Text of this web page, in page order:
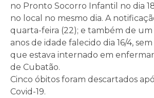
no Pronto Socorro Infantil no dia
no local no mesmo dia. A
quarta-feira (22); e também de um
anos de idade falecido dia 16/4,
que estava internado em
de Cubatão.
Cinco óbitos foram descartados
Covid-19.